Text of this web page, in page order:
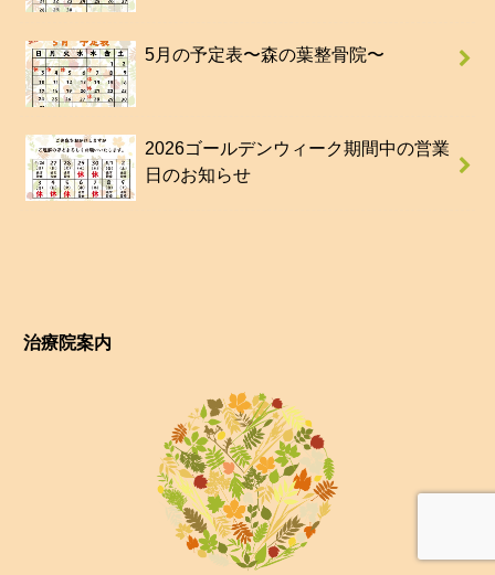
5月の予定表〜森の葉整骨院〜
2026ゴールデンウィーク期間中の営業
日のお知らせ
治療院案内